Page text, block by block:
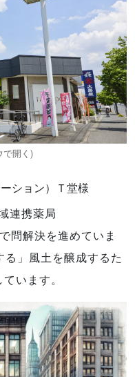
ション）Ｔ堂様
連携薬局
問解決を進めていま
」風土を醸成するた
います。